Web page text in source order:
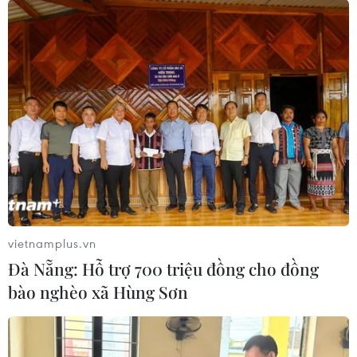
vietnamplus.vn
Đà Nẵng: Hỗ trợ 700 triệu đồng cho đồng
bào nghèo xã Hùng Sơn